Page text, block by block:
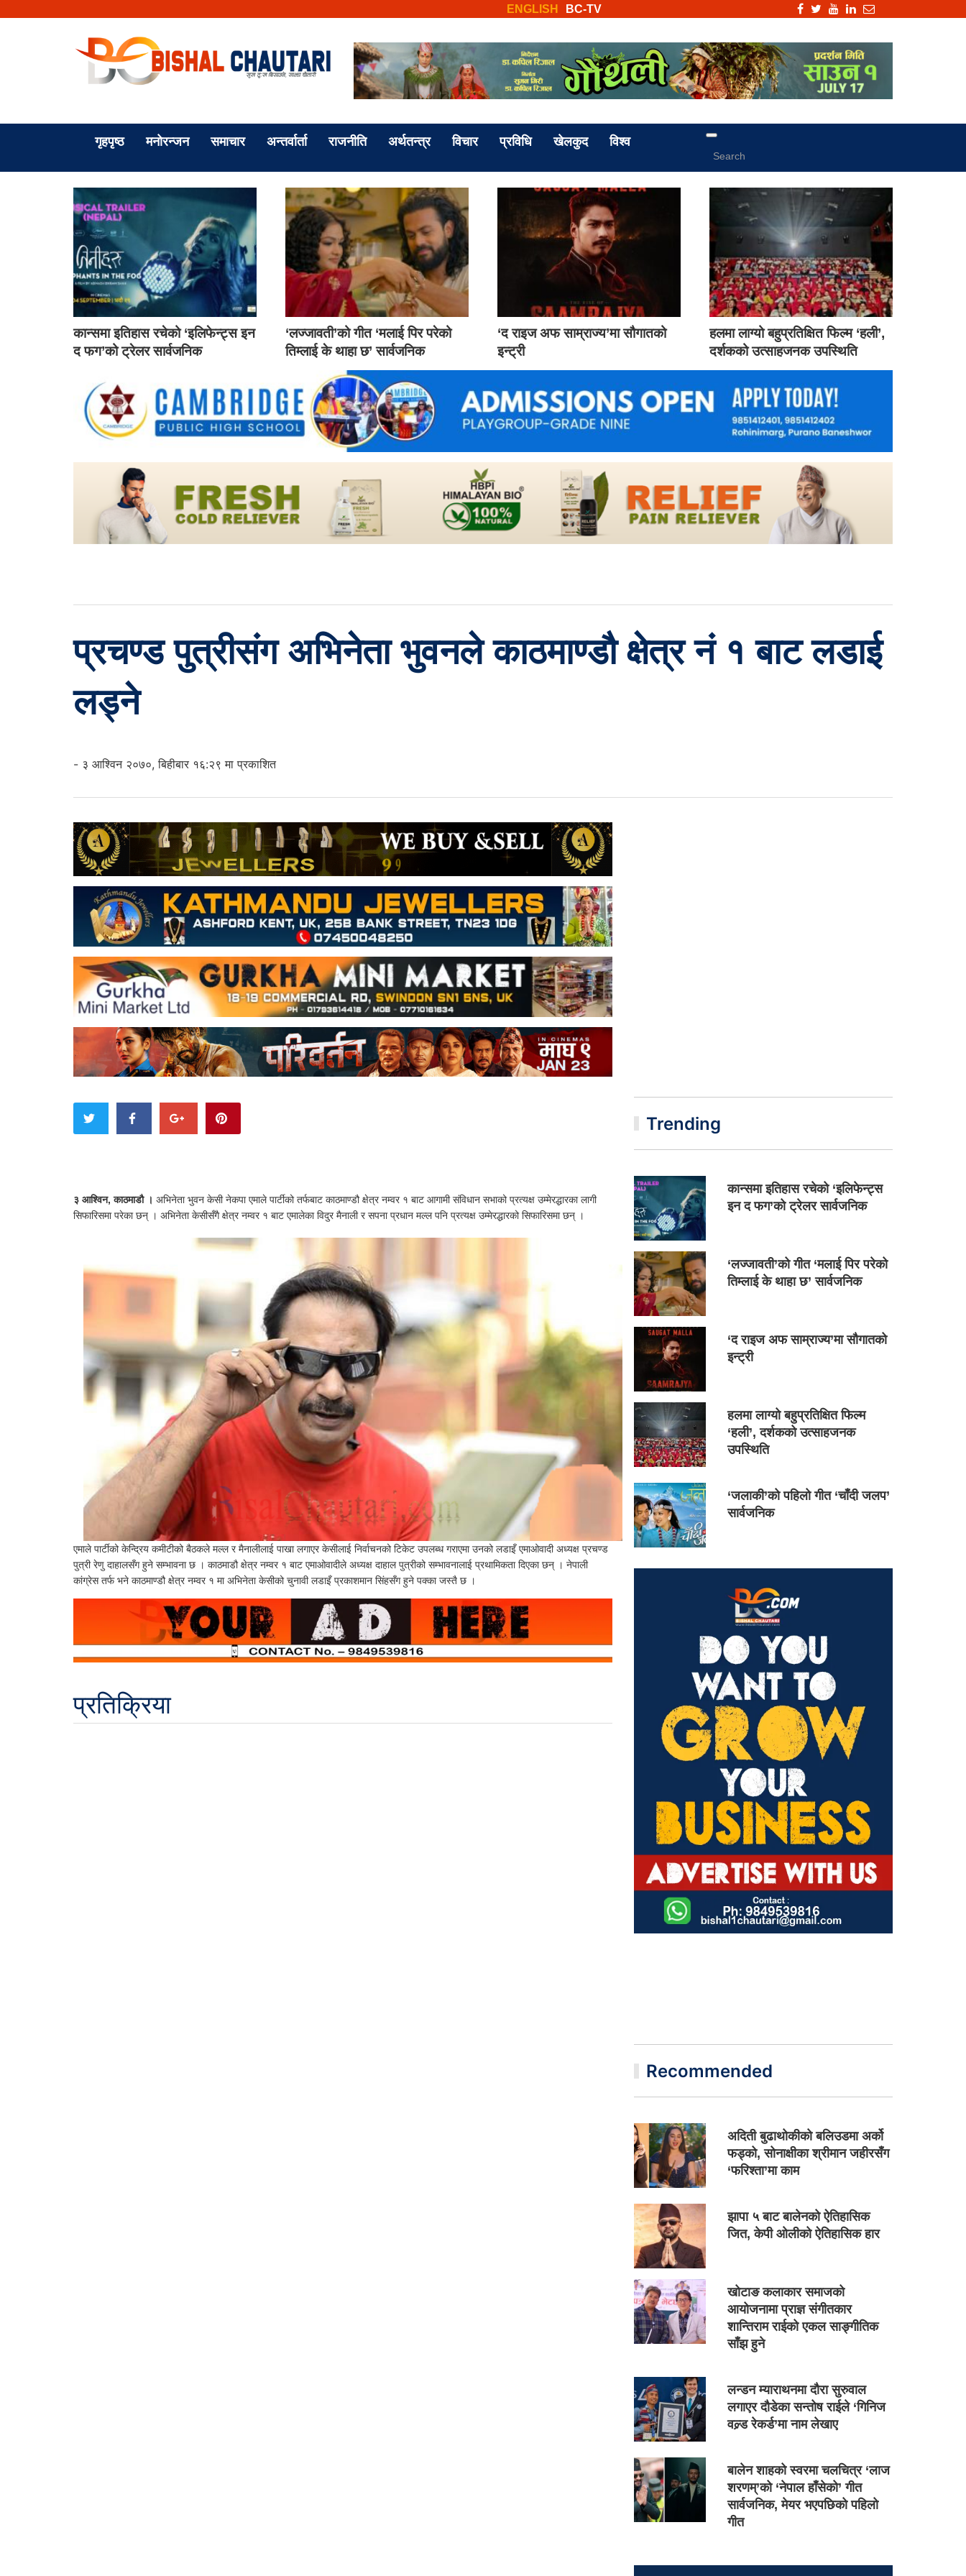
BC-TV
ENGLISH
गृहपृष्ठ मनोरन्जन समाचार अन्तर्वार्ता राजनीति अर्थतन्त्र विचार प्रविधि खेलकुद विश्व
कान्समा इतिहास रचेको ‘इलिफेन्ट्स इन
द फग’को ट्रेलर सार्वजनिक
‘लज्जावती’को गीत ‘मलाई पिर परेको
तिम्लाई के थाहा छ’ सार्वजनिक
‘द राइज अफ साम्राज्य’मा सौगातको
इन्ट्री
हलमा लाग्यो बहुप्रतिक्षित फिल्म ‘हली’,
दर्शकको उत्साहजनक उपस्थिति
प्रचण्ड पुत्रीसंग अभिनेता भुवनले काठमाण्डौ क्षेत्र नं १ बाट लडाई
लड्ने
- ३ आश्विन २०७०, बिहीबार १६:२९ मा प्रकाशित
३ आश्विन, काठमाडौ । अभिनेता भुवन केसी नेकपा एमाले पार्टीको तर्फबाट काठमाण्डौ क्षेत्र नम्वर १ बाट आगामी संविधान सभाको प्रत्यक्ष उम्मेरद्धारका लागी
सिफारिसमा परेका छन् । अभिनेता केसीसँगै क्षेत्र नम्वर १ बाट एमालेका विदुर मैनाली र सपना प्रधान मल्ल पनि प्रत्यक्ष उम्मेरद्धारको सिफारिसमा छन् ।
एमाले पार्टीको केन्द्रिय कमीटीको बैठकले मल्ल र मैनालीलाई पाखा लगाएर केसीलाई निर्वाचनको टिकेट उपलब्ध गराएमा उनको लडाइँ एमाओवादी अध्यक्ष प्रचण्ड
पुत्री रेणु दाहालसँग हुने सम्भावना छ । काठमाडौ क्षेत्र नम्वर १ बाट एमाओवादीले अध्यक्ष दाहाल पुत्रीको सम्भावनालाई प्रथामिकता दिएका छन् । नेपाली
कांग्रेस तर्फ भने काठमाण्डौ क्षेत्र नम्वर १ मा अभिनेता केसीको चुनावी लडाइँ प्रकाशमान सिंहसँग हुने पक्का जस्तै छ ।
प्रतिक्रिया
Trending
कान्समा इतिहास रचेको ‘इलिफेन्ट्स
इन द फग’को ट्रेलर सार्वजनिक
‘लज्जावती’को गीत ‘मलाई पिर परेको
तिम्लाई के थाहा छ’ सार्वजनिक
‘द राइज अफ साम्राज्य’मा सौगातको
इन्ट्री
हलमा लाग्यो बहुप्रतिक्षित फिल्म
‘हली’, दर्शकको उत्साहजनक
उपस्थिति
‘जलाकी’को पहिलो गीत ‘चाँदी जलप’
सार्वजनिक
Recommended
अदिती बुढाथोकीको बलिउडमा अर्को
फड्को, सोनाक्षीका श्रीमान जहीरसँग
‘फरिश्ता’मा काम
झापा ५ बाट बालेनको ऐतिहासिक
जित, केपी ओलीको ऐतिहासिक हार
खोटाङ कलाकार समाजको
आयोजनामा प्राज्ञ संगीतकार
शान्तिराम राईको एकल साङ्गीतिक
साँझ हुने
लन्डन म्याराथनमा दौरा सुरुवाल
लगाएर दौडेका सन्तोष राईले ‘गिनिज
वल्र्ड रेकर्ड’मा नाम लेखाए
बालेन शाहको स्वरमा चलचित्र ‘लाज
शरणम्’को ‘नेपाल हाँसेको’ गीत
सार्वजनिक, मेयर भएपछिको पहिलो
गीत